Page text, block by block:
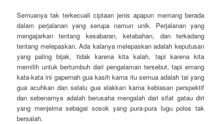
Semuanya tak terkecuali ciptaan jenis apapun memang berada
dalam perjalanan yang serupa namun unik. Perjalanan yang
mengajarkan tentang kesabaran, ketabahan, dan terkadang
tentang melepaskan. Ada kalanya melepaskan adalah keputusan
yang paling bijak, tidak karena kita kalah, tapi karena kita
memilih untuk bertumbuh dari pengalaman tersebut, tapi emang
kata-kata ini gapernah gua kasih karna itu semua adalah tai yang
gua acuhkan dan selalu gua elakkan karna kebiasan perspektif
dan sebenarnya adalah berusaha mengalah dari sifat gatau diri
yang menjelma sebagai sosok yang pura-pura lugu polos tak
bersalah.